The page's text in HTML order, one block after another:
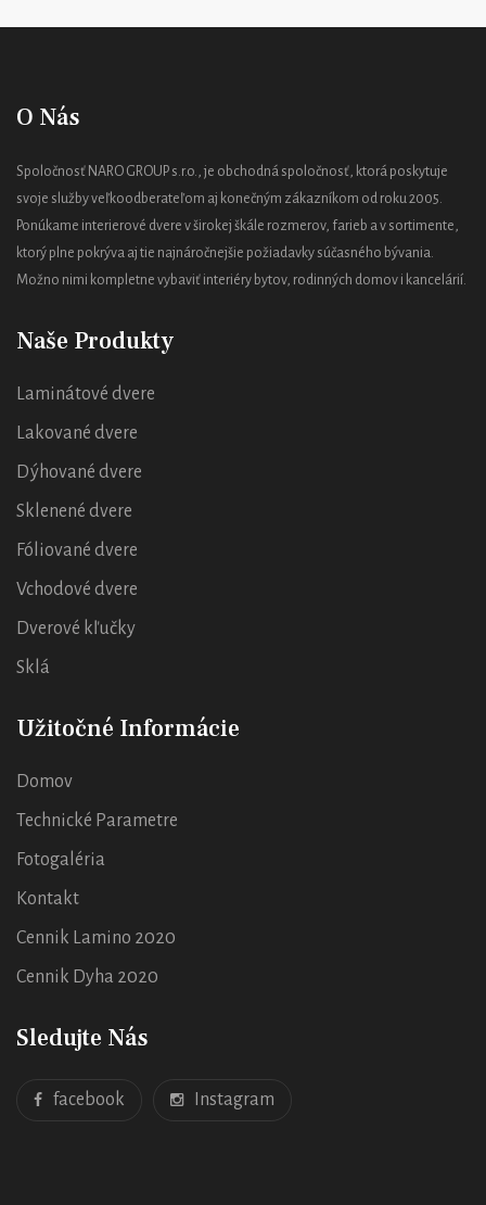
O Nás
Spoločnosť NARO GROUP s.r.o., je obchodná spoločnosť, ktorá poskytuje
svoje služby veľkoodberateľom aj konečným zákazníkom od roku 2005.
Ponúkame interierové dvere v širokej škále rozmerov, farieb a v sortimente,
ktorý plne pokrýva aj tie najnáročnejšie požiadavky súčasného bývania.
Možno nimi kompletne vybaviť interiéry bytov, rodinných domov i kancelárií.
Naše Produkty
Laminátové dvere
Lakované dvere
Dýhované dvere
Sklenené dvere
Fóliované dvere
Vchodové dvere
Dverové kľučky
Sklá
Užitočné Informácie
Domov
Technické Parametre
Fotogaléria
Kontakt
Cennik Lamino 2020
Cennik Dyha 2020
Sledujte Nás
facebook Instagram